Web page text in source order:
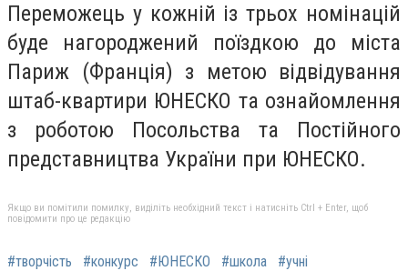
Переможець у кожній із трьох номінацій
буде нагороджений поїздкою до міста
Париж (Франція) з метою відвідування
штаб-квартири ЮНЕСКО та ознайомлення
з роботою Посольства та Постійного
представництва України при ЮНЕСКО.
Якщо ви помітили помилку, виділіть необхідний текст і натисніть Ctrl + Enter, щоб
повідомити про це редакцію
#творчість #конкурс #ЮНЕСКО #школа #учні